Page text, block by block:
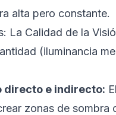
alta pero constante.
La Calidad de la
(iluminancia
directo e indirecto:
zonas de sombra